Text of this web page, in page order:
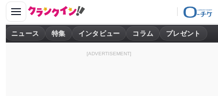
ニュース 特集 インタビュー コラム プレゼント
[ADVERTISEMENT]